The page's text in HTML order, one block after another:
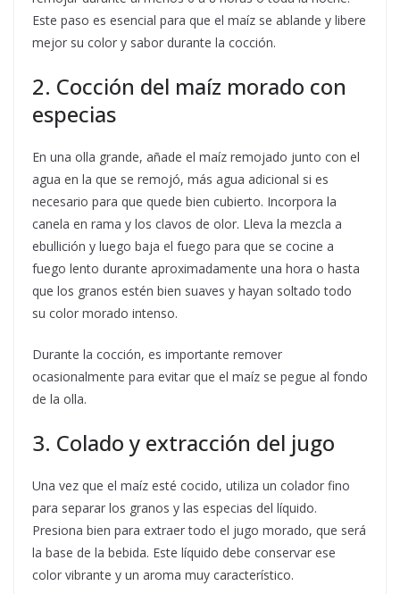
Este paso es esencial para que el maíz se ablande y libere
mejor su color y sabor durante la cocción.
2. Cocción del maíz morado con
especias
En una olla grande, añade el maíz remojado junto con el
agua en la que se remojó, más agua adicional si es
necesario para que quede bien cubierto. Incorpora la
canela en rama y los clavos de olor. Lleva la mezcla a
ebullición y luego baja el fuego para que se cocine a
fuego lento durante aproximadamente una hora o hasta
que los granos estén bien suaves y hayan soltado todo
su color morado intenso.
Durante la cocción, es importante remover
ocasionalmente para evitar que el maíz se pegue al fondo
de la olla.
3. Colado y extracción del jugo
Una vez que el maíz esté cocido, utiliza un colador fino
para separar los granos y las especias del líquido.
Presiona bien para extraer todo el jugo morado, que será
la base de la bebida. Este líquido debe conservar ese
color vibrante y un aroma muy característico.